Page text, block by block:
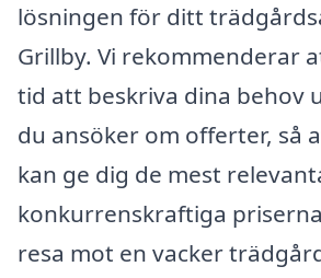
lösningen för ditt
Grillby. Vi rekommenderar
tid att beskriva dina behov
du ansöker om offerter, så
kan ge dig de mest
konkurrenskraftiga
resa mot en vacker